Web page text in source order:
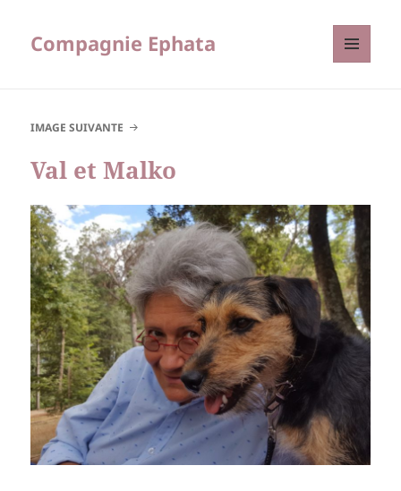
Compagnie Ephata
IMAGE SUIVANTE
Val et Malko